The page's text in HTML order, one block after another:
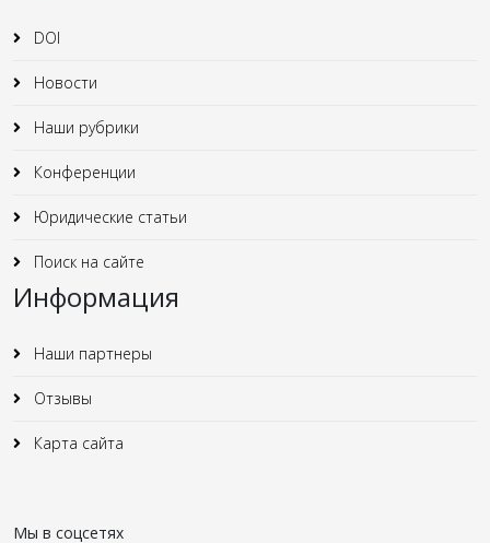
DOI
Новости
Наши рубрики
Конференции
Юридические статьи
Поиск на сайте
Информация
Наши партнеры
Отзывы
Карта сайта
Мы в соцсетях